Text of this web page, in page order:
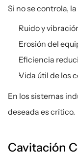
Si no se controla,
Ruido y
Erosión del
Eficiencia
Vida útil de los
En los sistemas
deseada es crítico.
Cavitación